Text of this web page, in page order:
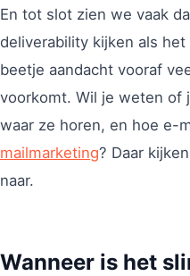
En tot slot zien we vaak
deliverability kijken als
beetje aandacht vooraf
voorkomt. Wil je weten of
waar ze horen, en hoe e-
mailmarketing? Daar
naar.
Wanneer is het